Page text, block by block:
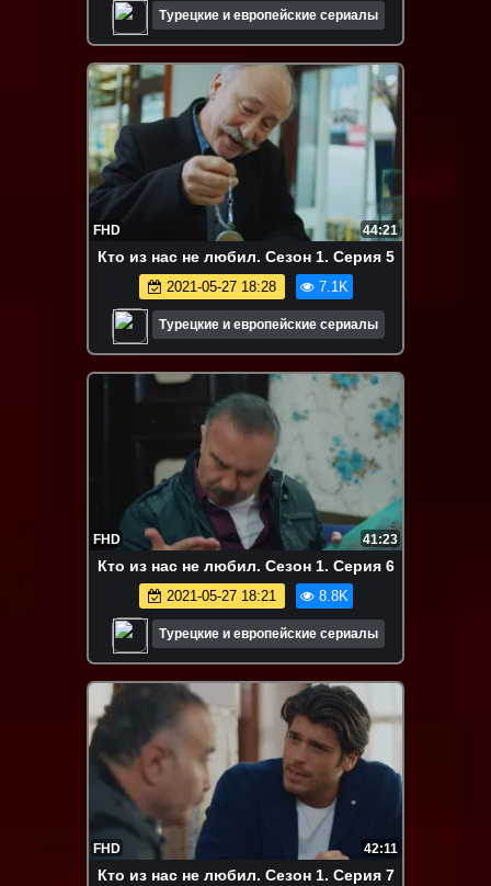
Турецкие и европейские сериалы
FHD 44:21
Кто из нас не любил. Сезон 1. Серия 5
2021-05-27 18:28 7.1K
Турецкие и европейские сериалы
FHD 41:23
Кто из нас не любил. Сезон 1. Серия 6
2021-05-27 18:21 8.8K
Турецкие и европейские сериалы
FHD 42:11
Кто из нас не любил. Сезон 1. Серия 7